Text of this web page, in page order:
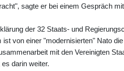
sagte er bei einem Gespräch
der 32 Staats- und
ist von einer "modernisierten" Nato
mit den Vereinigten
darin weiter.